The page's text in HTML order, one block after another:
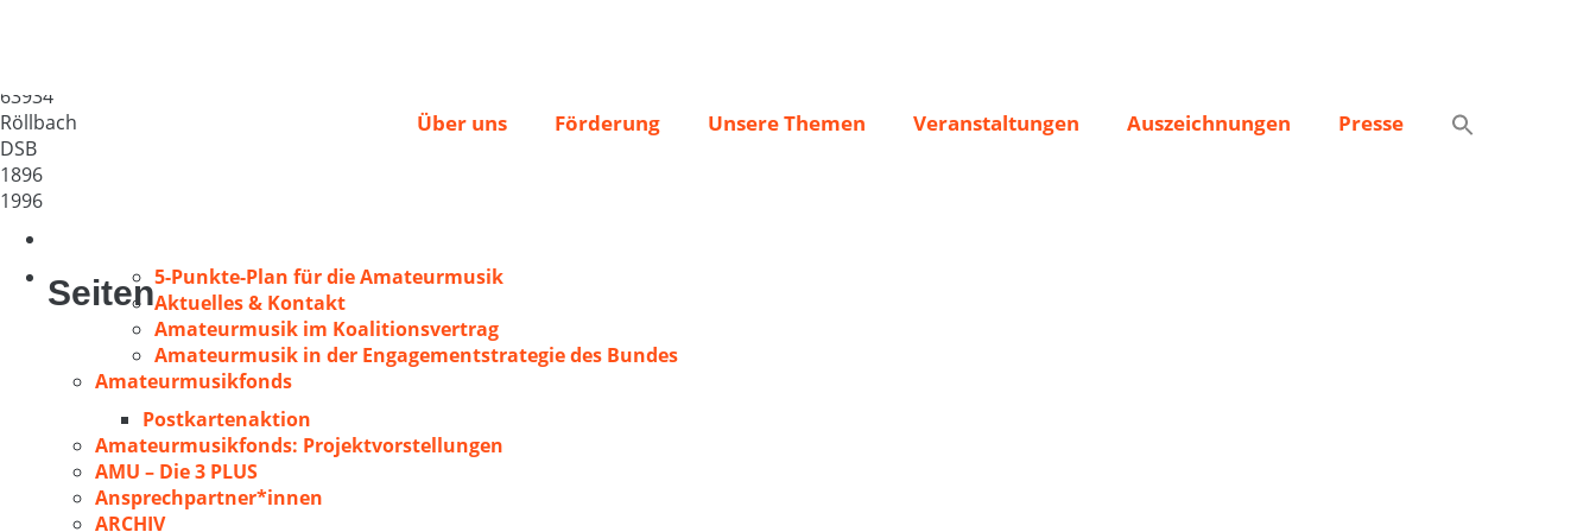
Über uns Förderung Unsere Themen Veranstaltungen Auszeichnungen Presse
63934
Röllbach
DSB
1896
1996
Seiten5-Punkte-Plan für die Amateurmusik
Aktuelles & Kontakt
Amateurmusik im Koalitionsvertrag
Amateurmusik in der Engagementstrategie des Bundes
Amateurmusikfonds
Postkartenaktion
Amateurmusikfonds: Projektvorstellungen
AMU – Die 3 PLUS
Ansprechpartner*innen
ARCHIV